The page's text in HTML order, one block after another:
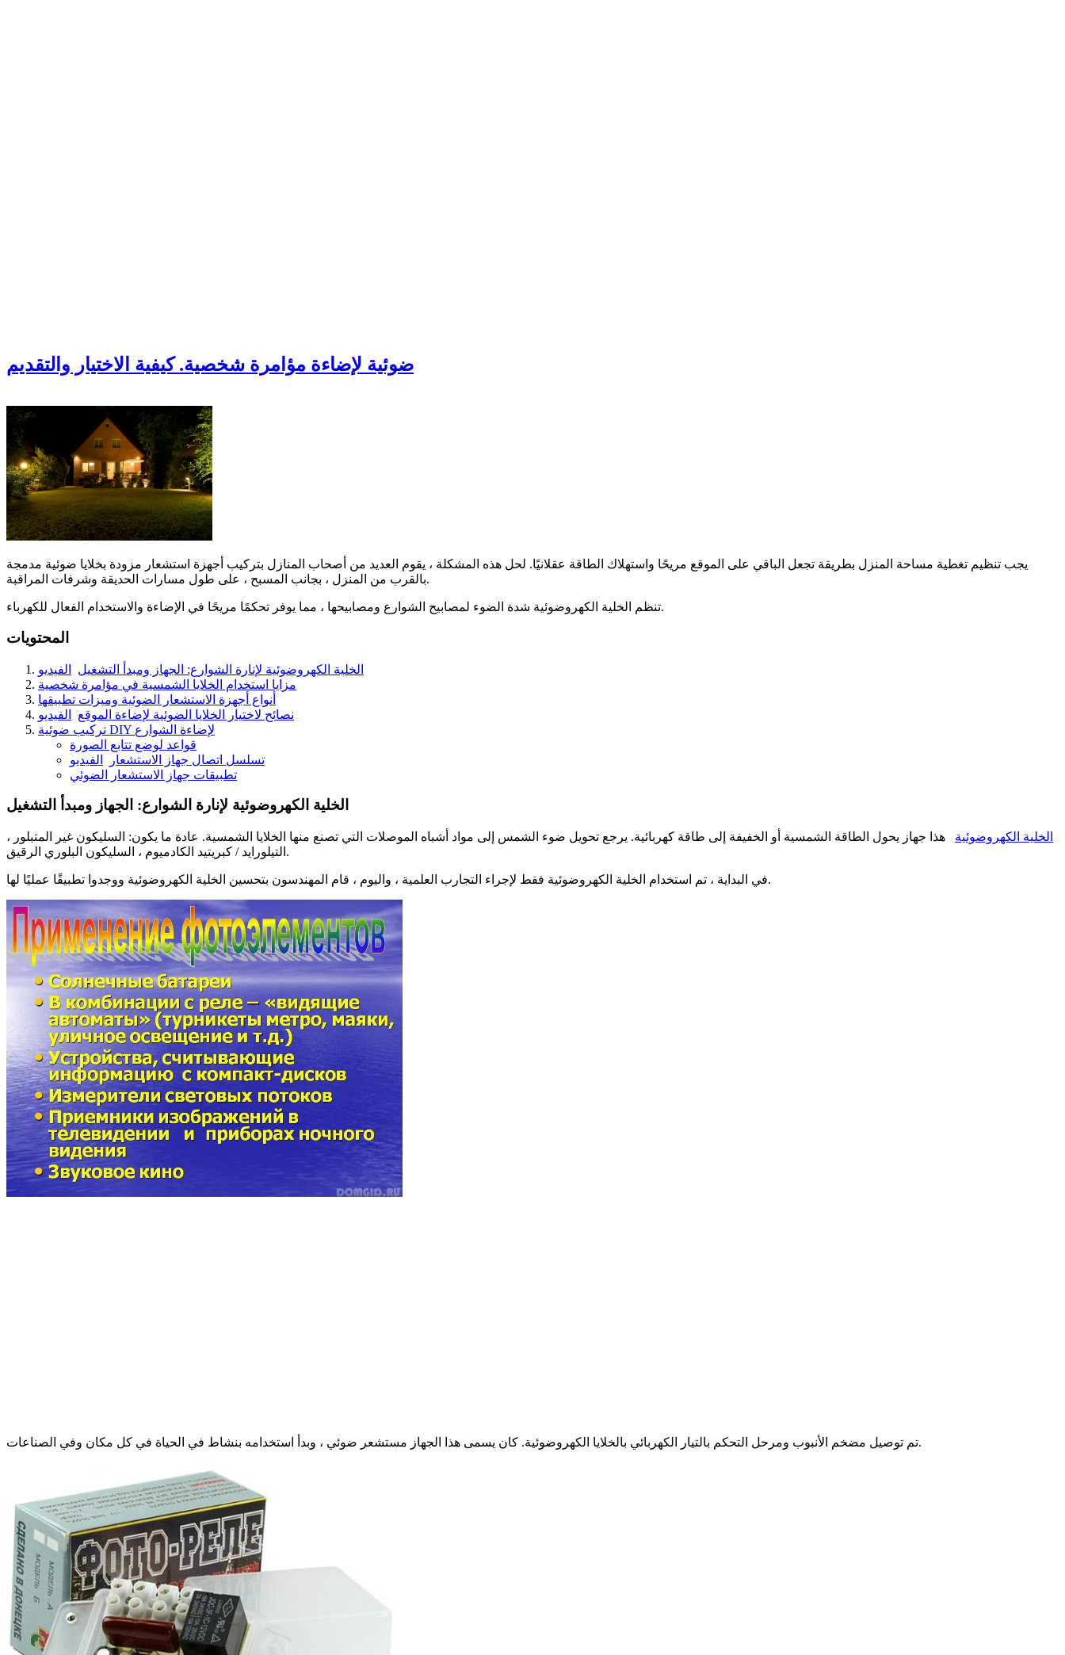
ضوئية لإضاءة مؤامرة شخصية. كيفية الاختيار والتقديم
يجب تنظيم تغطية مساحة المنزل بطريقة تجعل الباقي على الموقع مريحًا واستهلاك الطاقة عقلانيًا. لحل هذه المشكلة ، يقوم العديد من أصحاب المنازل بتركيب أجهزة استشعار مزودة بخلايا ضوئية مدمجة
بالقرب من المنزل ، بجانب المسبح ، على طول مسارات الحديقة وشرفات المراقبة.
تنظم الخلية الكهروضوئية شدة الضوء لمصابيح الشوارع ومصابيحها ، مما يوفر تحكمًا مريحًا في الإضاءة والاستخدام الفعال للكهرباء.
المحتويات
الخلية الكهروضوئية لإنارة الشوارع: الجهاز ومبدأ التشغيل
الفيديو
مزايا استخدام الخلايا الشمسية في مؤامرة شخصية
أنواع أجهزة الاستشعار الضوئية وميزات تطبيقها
نصائح لاختيار الخلايا الضوئية لإضاءة الموقع
الفيديو
تركيب ضوئية DIY لإضاءة الشوارع
قواعد لوضع تتابع الصورة
تسلسل اتصال جهاز الاستشعار
الفيديو
تطبيقات جهاز الاستشعار الضوئي
الخلية الكهروضوئية لإنارة الشوارع: الجهاز ومبدأ التشغيل
الخلية الكهروضوئية هذا جهاز يحول الطاقة الشمسية أو الخفيفة إلى طاقة كهربائية. يرجع تحويل ضوء الشمس إلى مواد أشباه الموصلات التي تصنع منها الخلايا الشمسية. عادة ما يكون: السليكون غير المتبلور ،
التيلورايد / كبريتيد الكادميوم ، السليكون البلوري الرقيق.
في البداية ، تم استخدام الخلية الكهروضوئية فقط لإجراء التجارب العلمية ، واليوم ، قام المهندسون بتحسين الخلية الكهروضوئية ووجدوا تطبيقًا عمليًا لها.
تم توصيل مضخم الأنبوب ومرحل التحكم بالتيار الكهربائي بالخلايا الكهروضوئية. كان يسمى هذا الجهاز مستشعر ضوئي ، وبدأ استخدامه بنشاط في الحياة في كل مكان وفي الصناعات.